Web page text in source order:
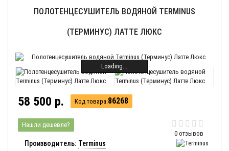
ПОЛОТЕНЦЕСУШИТЕЛЬ ВОДЯНОЙ TERMINUS
(ТЕРМИНУС) ЛАТТЕ ЛЮКС
Loading...
0 отзывов
58 500 р. Код товара:86268
Нашли дешевле?
Производитель: Terminus